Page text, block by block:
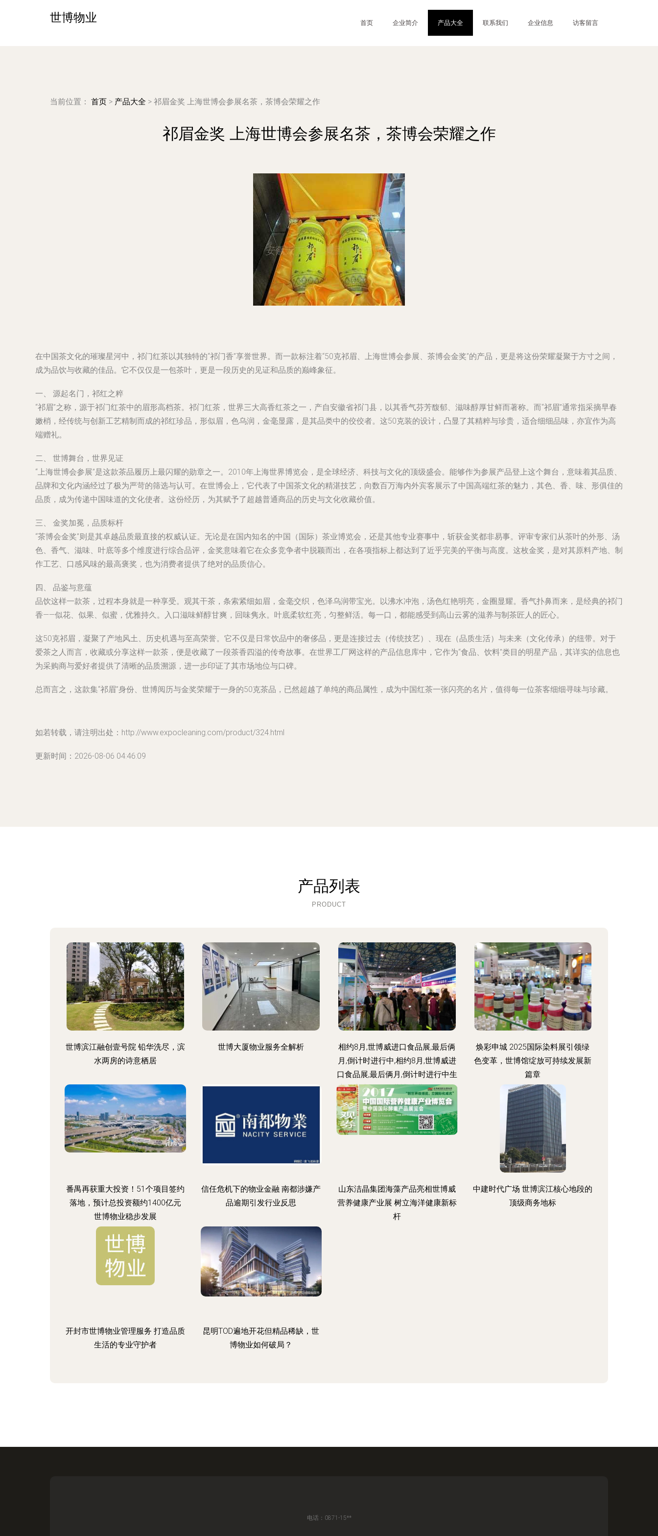
世博物业 首页 企业简介 产品大全 联系我们 企业信息 访客留言
当前位置： 首页 > 产品大全 > 祁眉金奖 上海世博会参展名茶，茶博会荣耀之作
祁眉金奖 上海世博会参展名茶，茶博会荣耀之作
在中国茶文化的璀璨星河中，祁门红茶以其独特的“祁门香”享誉世界。而一款标注着“50克祁眉、上海世博会参展、茶博会金奖”的产品，更是将这份荣耀凝聚于方寸之间，
成为品饮与收藏的佳品。它不仅仅是一包茶叶，更是一段历史的见证和品质的巅峰象征。
一、 源起名门，祁红之粹
“祁眉”之称，源于祁门红茶中的眉形高档茶。祁门红茶，世界三大高香红茶之一，产自安徽省祁门县，以其香气芬芳馥郁、滋味醇厚甘鲜而著称。而“祁眉”通常指采摘早春
嫩梢，经传统与创新工艺精制而成的祁红珍品，形似眉，色乌润，金毫显露，是其品类中的佼佼者。这50克装的设计，凸显了其精粹与珍贵，适合细细品味，亦宜作为高
端赠礼。
二、 世博舞台，世界见证
“上海世博会参展”是这款茶品履历上最闪耀的勋章之一。2010年上海世界博览会，是全球经济、科技与文化的顶级盛会。能够作为参展产品登上这个舞台，意味着其品质、
品牌和文化内涵经过了极为严苛的筛选与认可。在世博会上，它代表了中国茶文化的精湛技艺，向数百万海内外宾客展示了中国高端红茶的魅力，其色、香、味、形俱佳的
品质，成为传递中国味道的文化使者。这份经历，为其赋予了超越普通商品的历史与文化收藏价值。
三、 金奖加冕，品质标杆
“茶博会金奖”则是其卓越品质最直接的权威认证。无论是在国内知名的中国（国际）茶业博览会，还是其他专业赛事中，斩获金奖都非易事。评审专家们从茶叶的外形、汤
色、香气、滋味、叶底等多个维度进行综合品评，金奖意味着它在众多竞争者中脱颖而出，在各项指标上都达到了近乎完美的平衡与高度。这枚金奖，是对其原料产地、制
作工艺、口感风味的最高褒奖，也为消费者提供了绝对的品质信心。
四、 品鉴与意蕴
品饮这样一款茶，过程本身就是一种享受。观其干茶，条索紧细如眉，金毫交织，色泽乌润带宝光。以沸水冲泡，汤色红艳明亮，金圈显耀。香气扑鼻而来，是经典的祁门
香——似花、似果、似蜜，优雅持久。入口滋味鲜醇甘爽，回味隽永。叶底柔软红亮，匀整鲜活。每一口，都能感受到高山云雾的滋养与制茶匠人的匠心。
这50克祁眉，凝聚了产地风土、历史机遇与至高荣誉。它不仅是日常饮品中的奢侈品，更是连接过去（传统技艺）、现在（品质生活）与未来（文化传承）的纽带。对于
爱茶之人而言，收藏或分享这样一款茶，便是收藏了一段茶香四溢的传奇故事。在世界工厂网这样的产品信息库中，它作为“食品、饮料”类目的明星产品，其详实的信息也
为采购商与爱好者提供了清晰的品质溯源，进一步印证了其市场地位与口碑。
总而言之，这款集“祁眉”身份、世博阅历与金奖荣耀于一身的50克茶品，已然超越了单纯的商品属性，成为中国红茶一张闪亮的名片，值得每一位茶客细细寻味与珍藏。
如若转载，请注明出处：http://www.expocleaning.com/product/324.html
更新时间：2026-08-06 04:46:09
产品列表
PRODUCT
世博滨江融创壹号院 铅华洗尽，滨
水两房的诗意栖居
世博大厦物业服务全解析
相约8月,世博威进口食品展,最后俩
月,倒计时进行中,相约8月,世博威进
口食品展,最后俩月,倒计时进行中生
产厂家,相约8月,世博威进口食品展,
最后俩月,倒计时进行中价格
焕彩申城 2025国际染料展引领绿
色变革，世博馆绽放可持续发展新
篇章
番禺再获重大投资！51个项目签约
落地，预计总投资额约1400亿元
世博物业稳步发展
信任危机下的物业金融 南都涉嫌产
品逾期引发行业反思
山东洁晶集团海藻产品亮相世博威
营养健康产业展 树立海洋健康新标
杆
中建时代广场 世博滨江核心地段的
顶级商务地标
开封市世博物业管理服务 打造品质
生活的专业守护者
昆明TOD遍地开花但精品稀缺，世
博物业如何破局？
电话：0871-15**